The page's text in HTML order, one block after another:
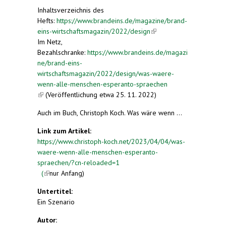
Inhaltsverzeichnis des
Hefts: https://www.brandeins.de/magazine/brand-
eins-wirtschaftsmagazin/2022/design(link is
Im Netz,
Bezahlschranke: https://www.brandeins.de/magazi
ne/brand-eins-
wirtschaftsmagazin/2022/design/was-waere-
wenn-alle-menschen-esperanto-spraechen
(link is external)
(Veröffentlichung etwa 25. 11. 2022)
Auch im Buch, Christoph Koch. Was wäre wenn ...
Link zum Artikel:
https://www.christoph-koch.net/2023/04/04/was-
waere-wenn-alle-menschen-esperanto-
spraechen/?cn-reloaded=1
((link is external)
nur Anfang)
Untertitel:
Ein Szenario
Autor: